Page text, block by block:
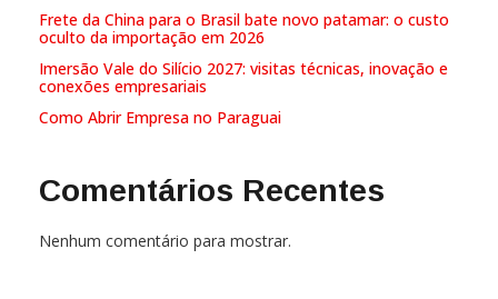
Frete da China para o Brasil bate novo patamar: o custo
oculto da importação em 2026
Imersão Vale do Silício 2027: visitas técnicas, inovação e
conexões empresariais
Como Abrir Empresa no Paraguai
Comentários Recentes
Nenhum comentário para mostrar.